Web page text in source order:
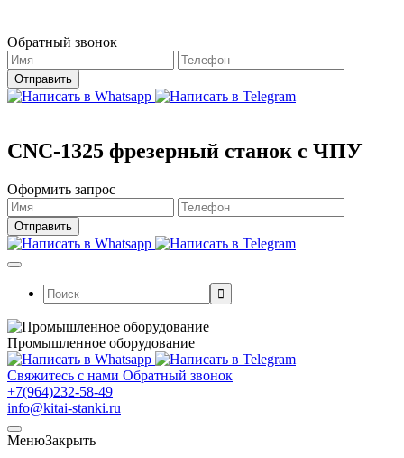
Обратный звонок
CNC-1325 фрезерный станок с ЧПУ
Оформить запрос
Поиск:
Промышленное оборудование
Свяжитесь с нами Обратный звонок
+7(964)232-58-49
info@kitai-stanki.ru
МенюЗакрыть